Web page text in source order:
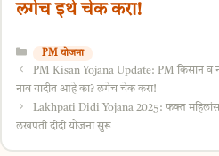
लगेच इथे चेक करा!
Categories
PM योजना
PM Kisan Yojana Update: PM किसान व
नाव यादीत आहे का? लगेच चेक करा!
Lakhpati Didi Yojana 2025: फक्त
लखपती दीदी योजना सुरू